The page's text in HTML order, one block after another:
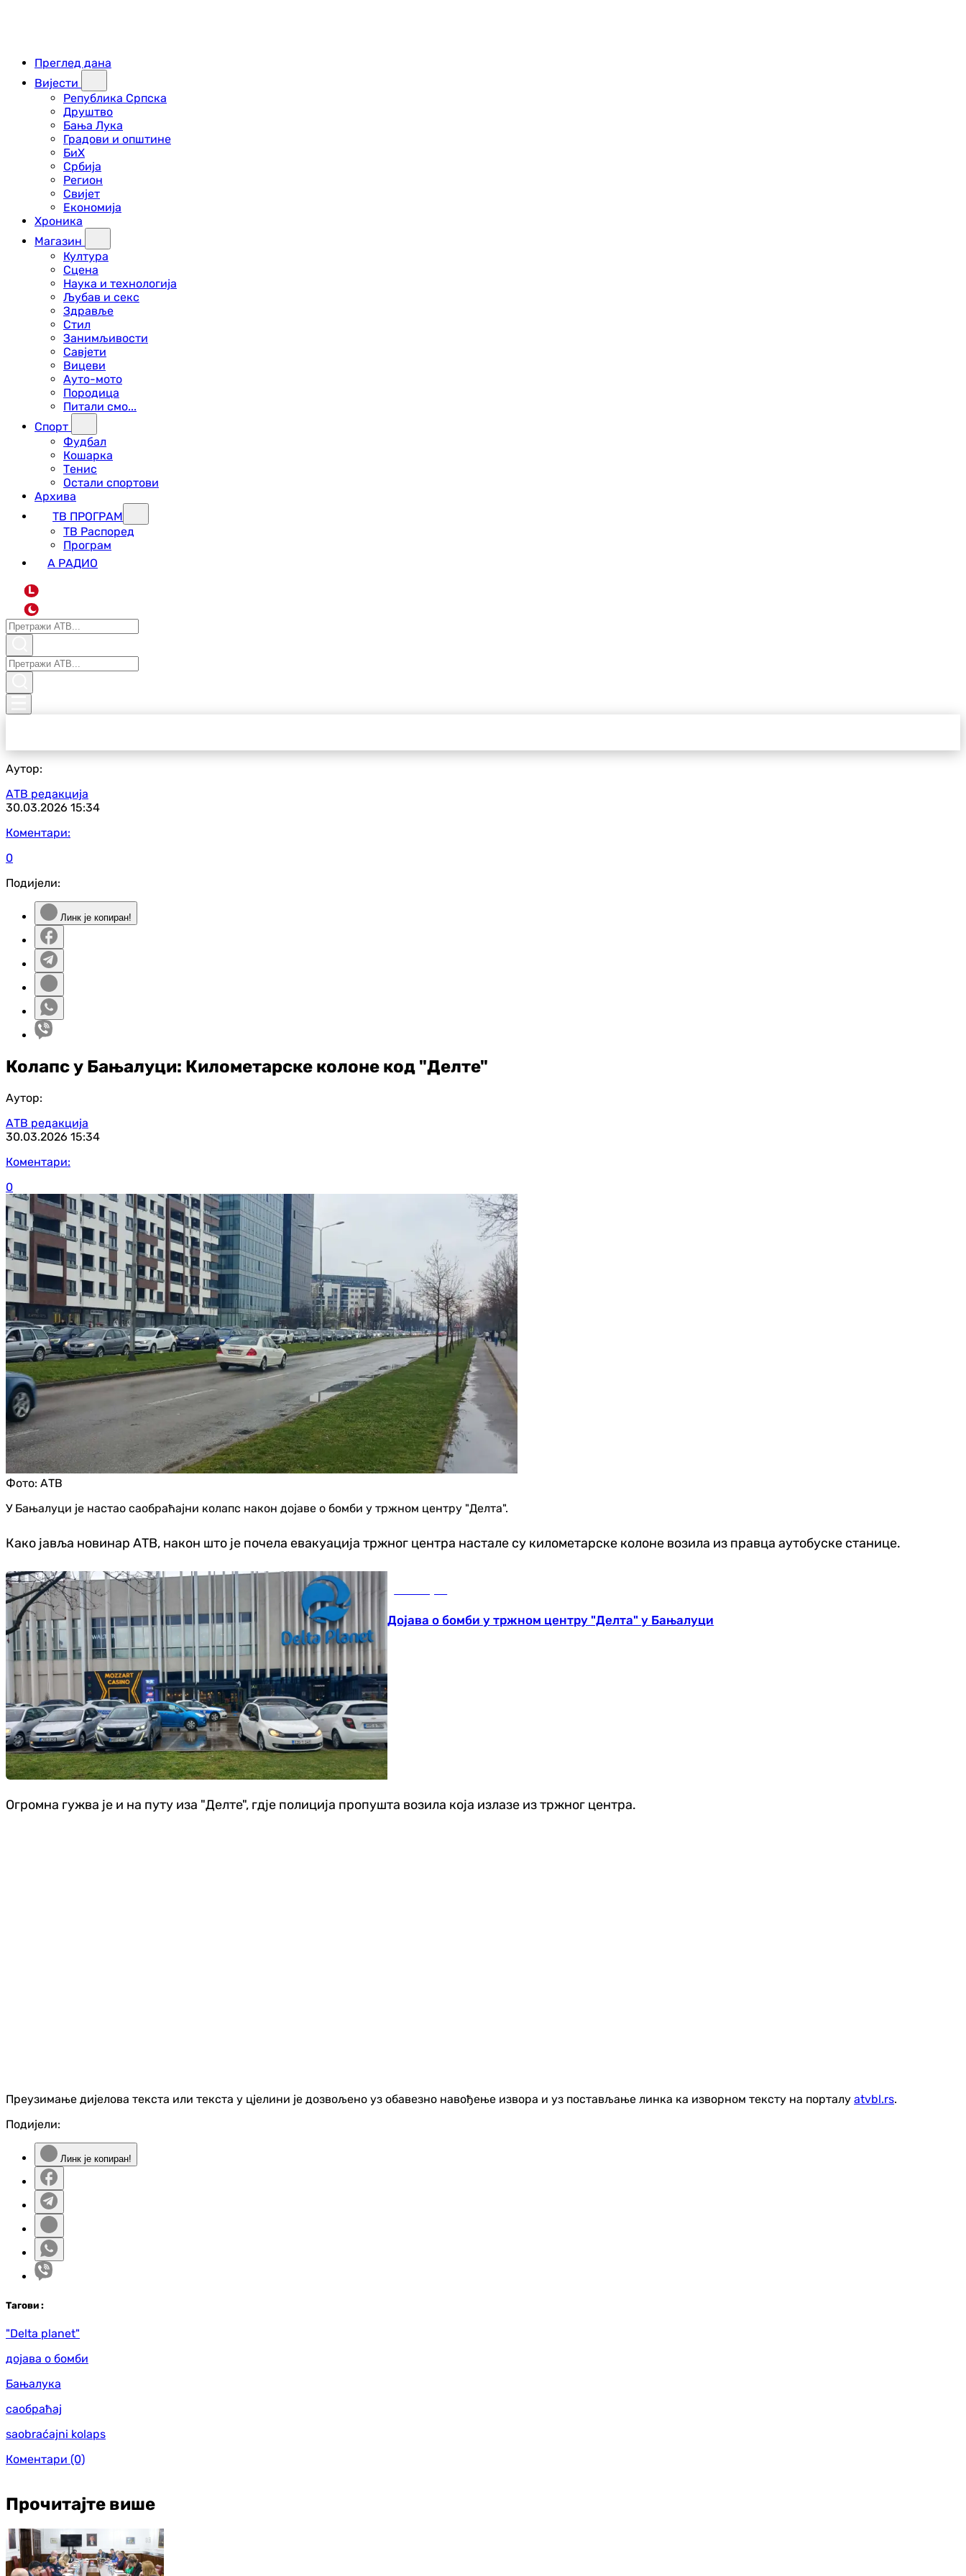
Преглед дана
Вијести
Република Српска
Друштво
Бања Лука
Градови и општине
БиХ
Србија
Регион
Свијет
Економија
Хроника
Магазин
Култура
Сцена
Наука и технологија
Љубав и секс
Здравље
Стил
Занимљивости
Савјети
Вицеви
Ауто-мото
Породица
Питали смо...
Спорт
Фудбал
Кошарка
Тенис
Остали спортови
Архива
ТВ ПРОГРАМ
ТВ Распоред
Програм
А РАДИО
L
Аутор:
АТВ редакција
30.03.2026 15:34
Коментари:
0
Подијели:
Линк је копиран!
Колапс у Бањалуци: Километарске колоне код "Делте"
Аутор:
АТВ редакција
30.03.2026 15:34
Коментари:
0
Фото: АТВ
У Бањалуци је настао саобраћајни колапс након дојаве о бомби у тржном центру "Делта".
Како јавља новинар АТВ, након што је почела евакуација тржног центра настале су километарске колоне возила из правца аутобуске станице.
Дојава о бомби у тржном центру "Делта" у Бањалуци
Огромна гужва је и на путу иза "Делте", гдје полиција пропушта возила која излазе из тржног центра.
Преузимање дијелова текста или текста у цјелини је дозвољено уз обавезно навођење извора и уз постављање линка ка изворном тексту на порталу atvbl.rs.
Подијели:
Линк је копиран!
Тагови :
"Delta planet"
дојава о бомби
Бањалука
саобраћај
saobraćajni kolaps
Коментари (0)
Прочитајте више